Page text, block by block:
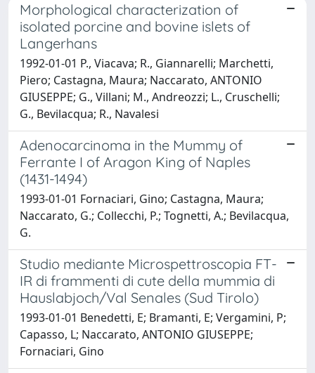
Morphological characterization of
isolated porcine and bovine islets of
Langerhans
1992-01-01 P., Viacava; R., Giannarelli; Marchetti,
Piero; Castagna, Maura; Naccarato, ANTONIO
GIUSEPPE; G., Villani; M., Andreozzi; L., Cruschelli;
G., Bevilacqua; R., Navalesi
Adenocarcinoma in the Mummy of
Ferrante I of Aragon King of Naples
(1431-1494)
1993-01-01 Fornaciari, Gino; Castagna, Maura;
Naccarato, G.; Collecchi, P.; Tognetti, A.; Bevilacqua,
G.
Studio mediante Microspettroscopia FT-
IR di frammenti di cute della mummia di
Hauslabjoch/Val Senales (Sud Tirolo)
1993-01-01 Benedetti, E; Bramanti, E; Vergamini, P;
Capasso, L; Naccarato, ANTONIO GIUSEPPE;
Fornaciari, Gino